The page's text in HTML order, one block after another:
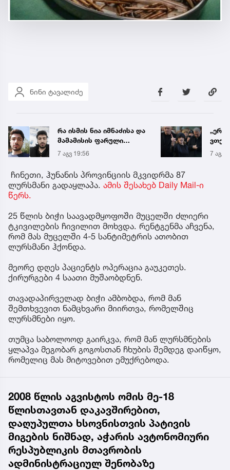
ნინი ტავალიძე
„ერთი წინადადება რომ
ვთქვა, ის გახდის
ნათელს, თუ რატომ იყო
ნია იმნაძე
წამქეზებელი...“ - გიგა
ავალიანის დედა
7 აგვ 20:19 7 აგვ
ჩინეთი, ჰუნანის პროვინციის მკვიდრმა 87
ლურსმანი გადაყლაპა. ამის შესახებ Daily Mail-ი
წერს.
25 წლის ბიჭი საავადმყოფოში მუცელში ძლიერი
ტკივილების ჩივილით მოხვდა. რენტგენმა აჩვენა,
რომ მას მუცელში 4-5 სანტიმეტრის ათობით
ლურსმანი ჰქონდა.
მეორე დღეს პაციენტს ოპერაცია გაუკეთეს.
ქირურგები 4 საათი მუშაობდნენ.
თავადაპირველად ბიჭი ამბობდა, რომ მან
შემთხვევით ნამცხვარი მიირთვა, რომელშიც
ლურსმნები იყო.
თუმცა საბოლოოდ გაირკვა, რომ მან ლურსმნების
ყლაპვა მეგობარ გოგოსთან ჩხუბის შემდეგ დაიწყო,
რომელიც მას მიტოვებით ემუქრებოდა.
2008 წლის აგვისტოს ომის მე-18
წლისთავთან დაკავშირებით,
დაღუპულთა ხსოვნისთვის პატივის
მიგების ნიშნად, აჭარის ავტონომიური
რესპუბლიკის მთავრობის
ადმინისტრაციულ შენობაზე